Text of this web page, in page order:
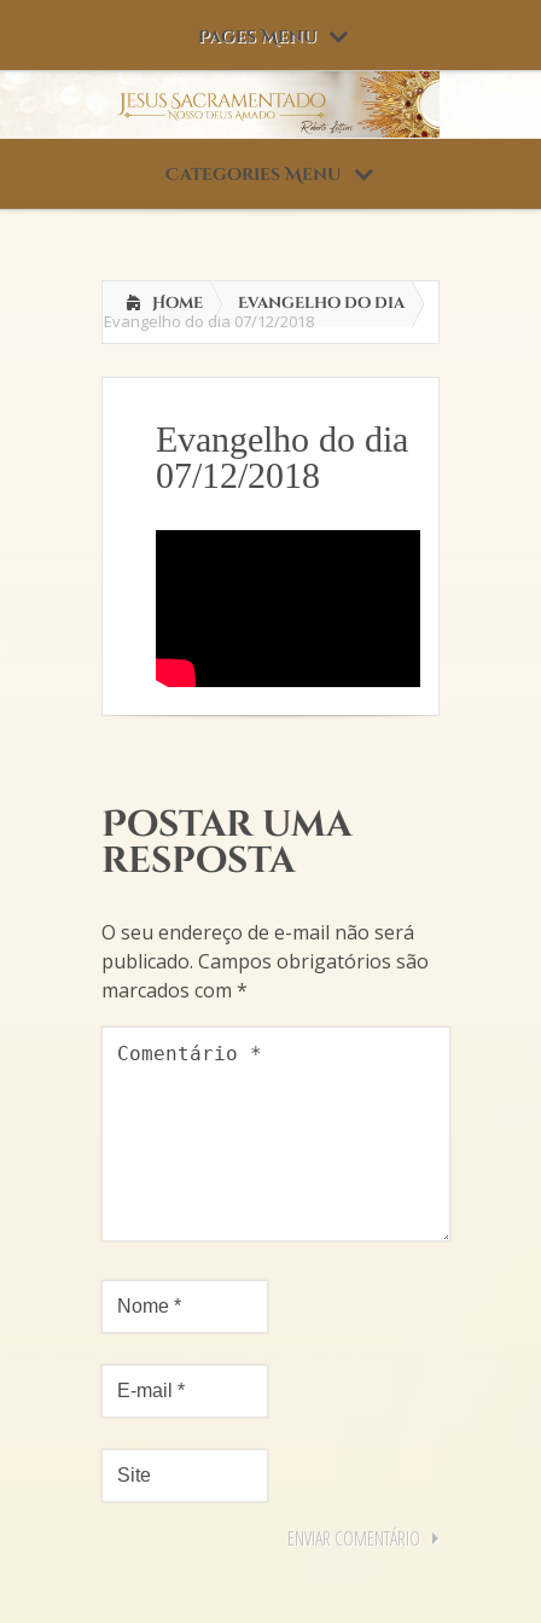
Pages Menu
Categories Menu
Home Evangelho do dia
Evangelho do dia 07/12/2018
Evangelho do dia
07/12/2018
Postar uma
resposta
O seu endereço de e-mail não será
publicado. Campos obrigatórios são
marcados com *